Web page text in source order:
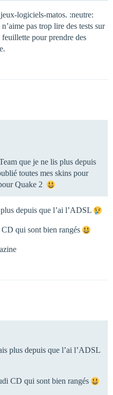
logiciels-matos. :neutre:
pas trop lire des tests sur
pour prendre des
que je ne lis plus depuis
toutes mes skins pour
Quake 2
depuis que l’ai l’ADSL
qui sont bien rangés
plus depuis que l’ai l’ADSL
CD qui sont bien rangés